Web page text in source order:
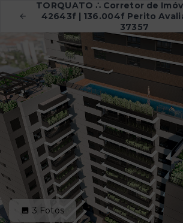
TORQUATO ∴ Corretor de
42643f | 136.004f Perito
37357
3 Fotos